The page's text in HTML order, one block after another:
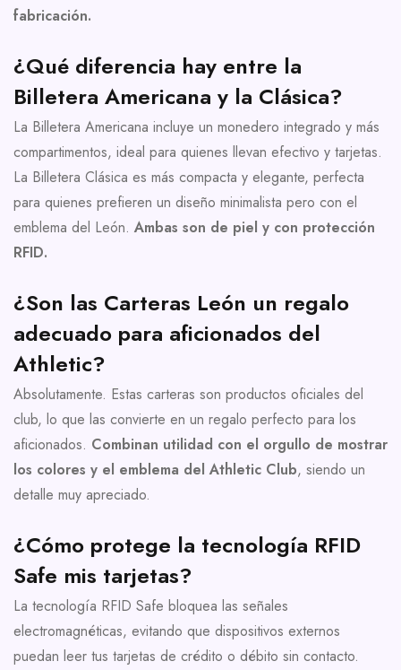
fabricación.
¿Qué diferencia hay entre la
Billetera Americana y la Clásica?
La Billetera Americana incluye un monedero integrado y más
compartimentos, ideal para quienes llevan efectivo y tarjetas.
La Billetera Clásica es más compacta y elegante, perfecta
para quienes prefieren un diseño minimalista pero con el
emblema del León. Ambas son de piel y con protección
RFID.
¿Son las Carteras León un regalo
adecuado para aficionados del
Athletic?
Absolutamente. Estas carteras son productos oficiales del
club, lo que las convierte en un regalo perfecto para los
aficionados. Combinan utilidad con el orgullo de mostrar
los colores y el emblema del Athletic Club, siendo un
detalle muy apreciado.
¿Cómo protege la tecnología RFID
Safe mis tarjetas?
La tecnología RFID Safe bloquea las señales
electromagnéticas, evitando que dispositivos externos
puedan leer tus tarjetas de crédito o débito sin contacto.